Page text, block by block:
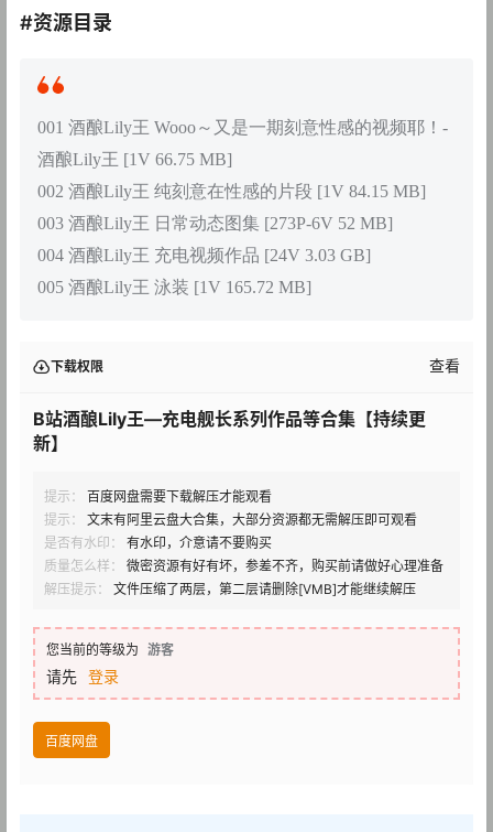
#资源目录
001 酒酿Lily王 Wooo～又是一期刻意性感的视频耶！-
酒酿Lily王 [1V 66.75 MB]
002 酒酿Lily王 纯刻意在性感的片段 [1V 84.15 MB]
003 酒酿Lily王 日常动态图集 [273P-6V 52 MB]
004 酒酿Lily王 充电视频作品 [24V 3.03 GB]
005 酒酿Lily王 泳装 [1V 165.72 MB]
下载权限 查看
B站酒酿Lily王—充电舰长系列作品等合集【持续更
新】
提示：
百度网盘需要下载解压才能观看
提示：
文末有阿里云盘大合集，大部分资源都无需解压即可观看
是否有水印：
有水印，介意请不要购买
质量怎么样：
微密资源有好有坏，参差不齐，购买前请做好心理准备
解压提示：
文件压缩了两层，第二层请删除[VMB]才能继续解压
您当前的等级为 游客
请先 登录
百度网盘